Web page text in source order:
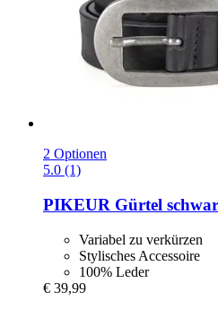
2 Optionen
5.0 (1)
PIKEUR Gürtel
Variabel zu verkürzen
Stylisches Accessoire
100% Leder
€ 39,99